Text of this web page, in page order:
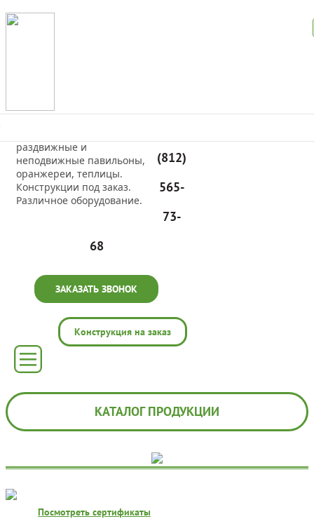
раздвижные и
неподвижные павильоны,
оранжереи, теплицы.
Конструкции под заказ.
Различное оборудование.
(812)
565-
73-
68
ЗАКАЗАТЬ ЗВОНОК
Конструкция на заказ
КАТАЛОГ ПРОДУКЦИИ
Посмотреть сертификаты